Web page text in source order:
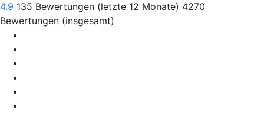
4.9 135 Bewertungen (letzte 12 Monate) 4270
Bewertungen (insgesamt)